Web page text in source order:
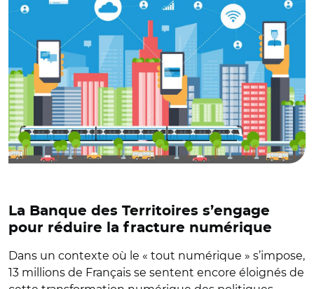
La Banque des Territoires s’engage
pour réduire la fracture numérique
Dans un contexte où le « tout numérique » s’impose,
13 millions de Français se sentent encore éloignés de